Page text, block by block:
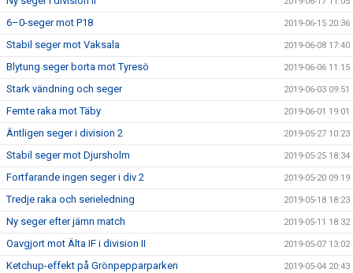
6–0-seger mot P18 2019-06-15 20:36
Stabil seger mot Vaksala 2019-06-08 17:40
Blytung seger borta mot Tyresö 2019-06-06 11:15
Stark vändning och seger 2019-06-03 09:51
Femte raka mot Täby 2019-06-01 19:01
Äntligen seger i division 2 2019-05-27 10:23
Stabil seger mot Djursholm 2019-05-25 18:34
Fortfarande ingen seger i div 2 2019-05-20 09:19
Tredje raka och serieledning 2019-05-18 18:23
Ny seger efter jämn match 2019-05-11 18:32
Oavgjort mot Älta IF i division II 2019-05-07 13:02
Ketchup-effekt på Grönpepparparken 2019-05-04 20:43